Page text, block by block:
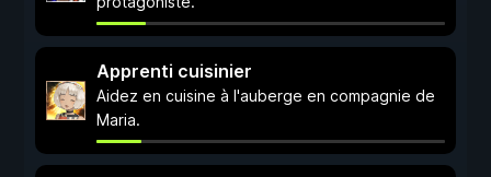
Apprenti cuisinier
Aidez en cuisine à l'auberge en compagnie de
Maria.